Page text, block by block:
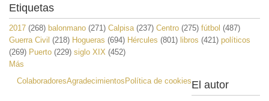
Etiquetas
2017 (268) balonmano (271) Calpisa (237) Centro (275) fútbol (487)
Guerra Civil (218) Hogueras (694) Hércules (801) libros (421) políticos
(269) Puerto (229) siglo XIX (452)
Más
ColaboradoresAgradecimientos Política de cookiesEl autor